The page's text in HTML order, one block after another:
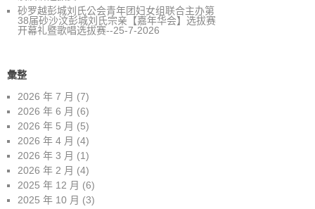
砂罗越彭城刘氏公会青年团妇女组联合主办第
38届砂沙汶彭城刘氏宗亲【嘉年华会】选拔赛
开幕礼暨歌唱选拔赛--25-7-2026
彙整
2026 年 7 月 (7)
2026 年 6 月 (6)
2026 年 5 月 (5)
2026 年 4 月 (4)
2026 年 3 月 (1)
2026 年 2 月 (4)
2025 年 12 月 (6)
2025 年 10 月 (3)